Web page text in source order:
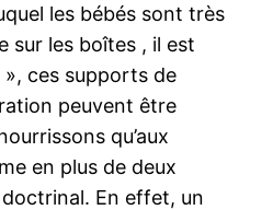
les bébés sont très
sur les boîtes , il est
ces supports de
peuvent être
qu’aux
en plus de deux
doctrinal. En effet, un